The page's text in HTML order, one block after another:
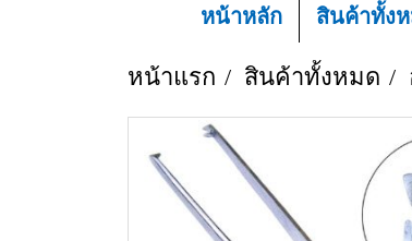
หน้าหลัก สินค้าทั้ง
หน้าแรก สินค้าทั้งหมด